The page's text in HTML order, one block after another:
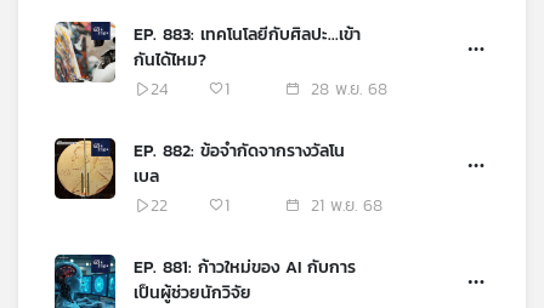
EP. 883: เทคโนโลยีกับศิลปะ...เข้า
กันได้ไหม?
24
1 28 พ.ย. 68
EP. 882: ข้อจำกัดจากรางวัลโน
เบล
22
1 21 พ.ย. 68
EP. 881: ก้าวใหม่ของ AI กับการ
เป็นผู้ช่วยนักวิจัย